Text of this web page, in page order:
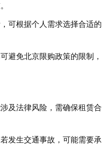
可根据个人需求选择合适的
避免北京限购政策的限制，
及法律风险，需确保租赁合
发生交通事故，可能需要承